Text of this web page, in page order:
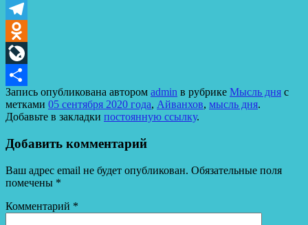
VK
Telegram
Odnoklassniki
LiveJournal
Отправить
Запись опубликована автором admin в рубрике Мысль дня с
метками 05 сентября 2020 года, Айванхов, мысль дня.
Добавьте в закладки постоянную ссылку.
Добавить комментарий
Ваш адрес email не будет опубликован. Обязательные поля
помечены *
Комментарий *